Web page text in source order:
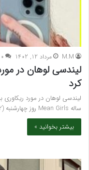
M.M مرداد 12, 1402 ۰
لیندسی لوهان در
کرد
ساله Mean Girls روز چهارشنبه (2…
بیشتر بخوانید »